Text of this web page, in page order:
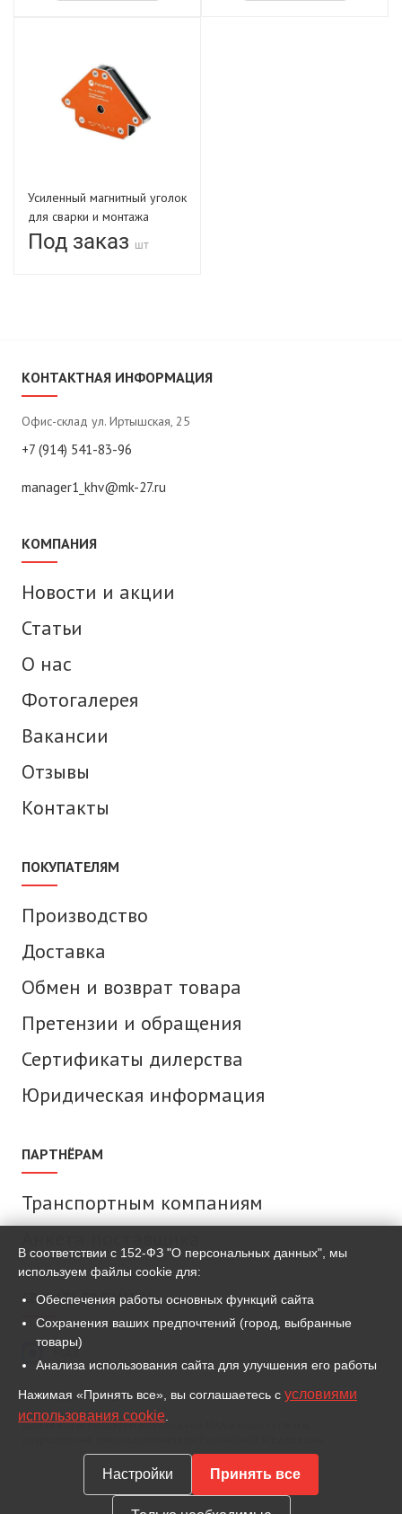
Усиленный магнитный уголок
для сварки и монтажа
конструкций для 3 углов
Forceberg, усилие до 50 кг
Под заказ шт
КОНТАКТНАЯ ИНФОРМАЦИЯ
Офис-склад ул. Иртышская, 25
+7 (914) 541-83-96
manager1_khv@mk-27.ru
КОМПАНИЯ
Новости и акции
Статьи
О нас
Фотогалерея
Вакансии
Отзывы
Контакты
ПОКУПАТЕЛЯМ
Производство
Доставка
Обмен и возврат товара
Претензии и обращения
Сертификаты дилерства
Юридическая информация
ПАРТНЁРАМ
Транспортным компаниям
СВЯЗАТЬСЯ С НАМИ
MAX
ВКонтакте
Для связи используем мессенджер MAX и иные сервисы,
В соответствии с 152-ФЗ "О персональных данных", мы
используем файлы cookie для:
Обеспечения работы основных функций сайта
Сохранения ваших предпочтений (город, выбранные
товары)
Анализа использования сайта для улучшения его работы
Нажимая «Принять все», вы соглашаетесь с условиями
использования cookie
Настройки Принять все